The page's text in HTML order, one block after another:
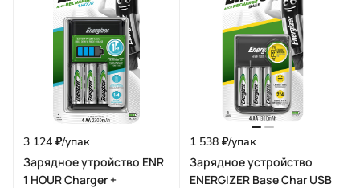
3 124 ₽/упак
Зарядное утройство ENR
1 HOUR Charger +
1 538 ₽/упак
Зарядное устройство
ENERGIZER Base Char USB